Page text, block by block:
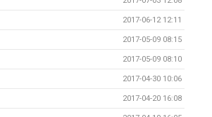
2017-06-12 12:11
2017-05-09 08:15
2017-05-09 08:10
2017-04-30 10:06
2017-04-20 16:08